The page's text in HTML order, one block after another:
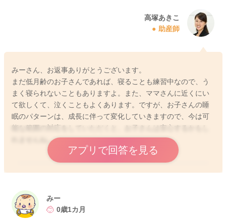
2025/11/27 13:14
高塚あきこ
助産師
みーさん、お返事ありがとうございます。
まだ低月齢のお子さんであれば、寝ることも練習中なので、う
まく寝られないこともありますよ。また、ママさんに近くにい
て欲しくて、泣くこともよくあります。ですが、お子さんの睡
眠のパターンは、成長に伴って変化していきますので、今は可
能な範囲の対応をしていただくと、お子さんは安心するかもし
れませんね。
アプリで回答を見る
みー
0歳1カ月